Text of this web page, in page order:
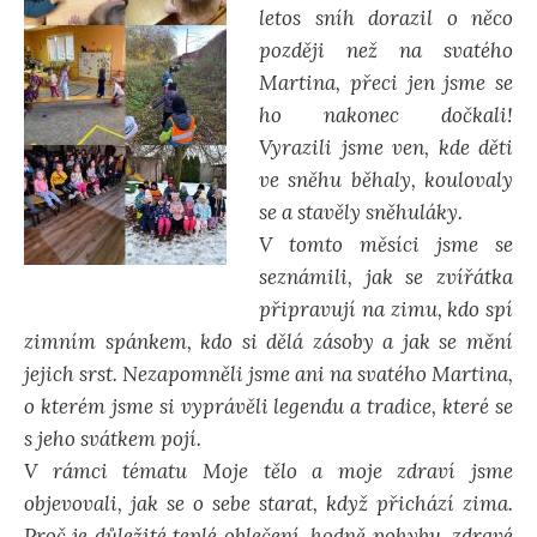
letos sníh dorazil o něco
později než na svatého
Martina, přeci jen jsme se
ho nakonec dočkali!
Vyrazili jsme ven, kde děti
ve sněhu běhaly, koulovaly
se a stavěly sněhuláky.
V tomto měsíci jsme se
seznámili, jak se zvířátka
připravují na zimu, kdo spí
zimním spánkem, kdo si dělá zásoby a jak se mění
jejich srst. Nezapomněli jsme ani na svatého Martina,
o kterém jsme si vyprávěli legendu a tradice, které se
s jeho svátkem pojí.
V rámci tématu Moje tělo a moje zdraví jsme
objevovali, jak se o sebe starat, když přichází zima.